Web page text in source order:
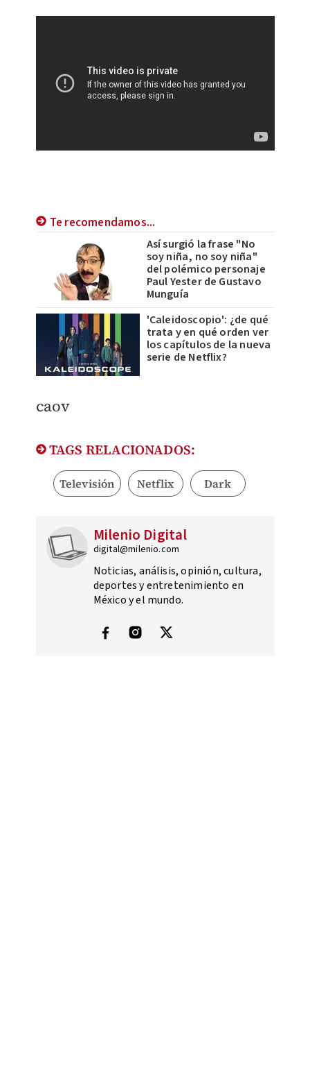
Te recomendamos...
Así surgió la frase "No
soy niña, no soy niña"
del polémico personaje
Paul Yester de Gustavo
Munguía
'Caleidoscopio': ¿de qué
trata y en qué orden ver
los capítulos de la nueva
serie de Netflix?
caov
TAGS RELACIONADOS:
Televisión Netflix Dark
Milenio Digital
digital@milenio.com
Noticias, análisis, opinión, cultura,
deportes y entretenimiento en
México y el mundo.